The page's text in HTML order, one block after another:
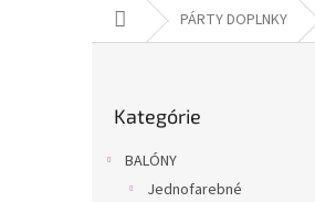
DomovPÁRTY DOPLNKY
kategórie
Kategórie
BALÓNY
Jednofarebné